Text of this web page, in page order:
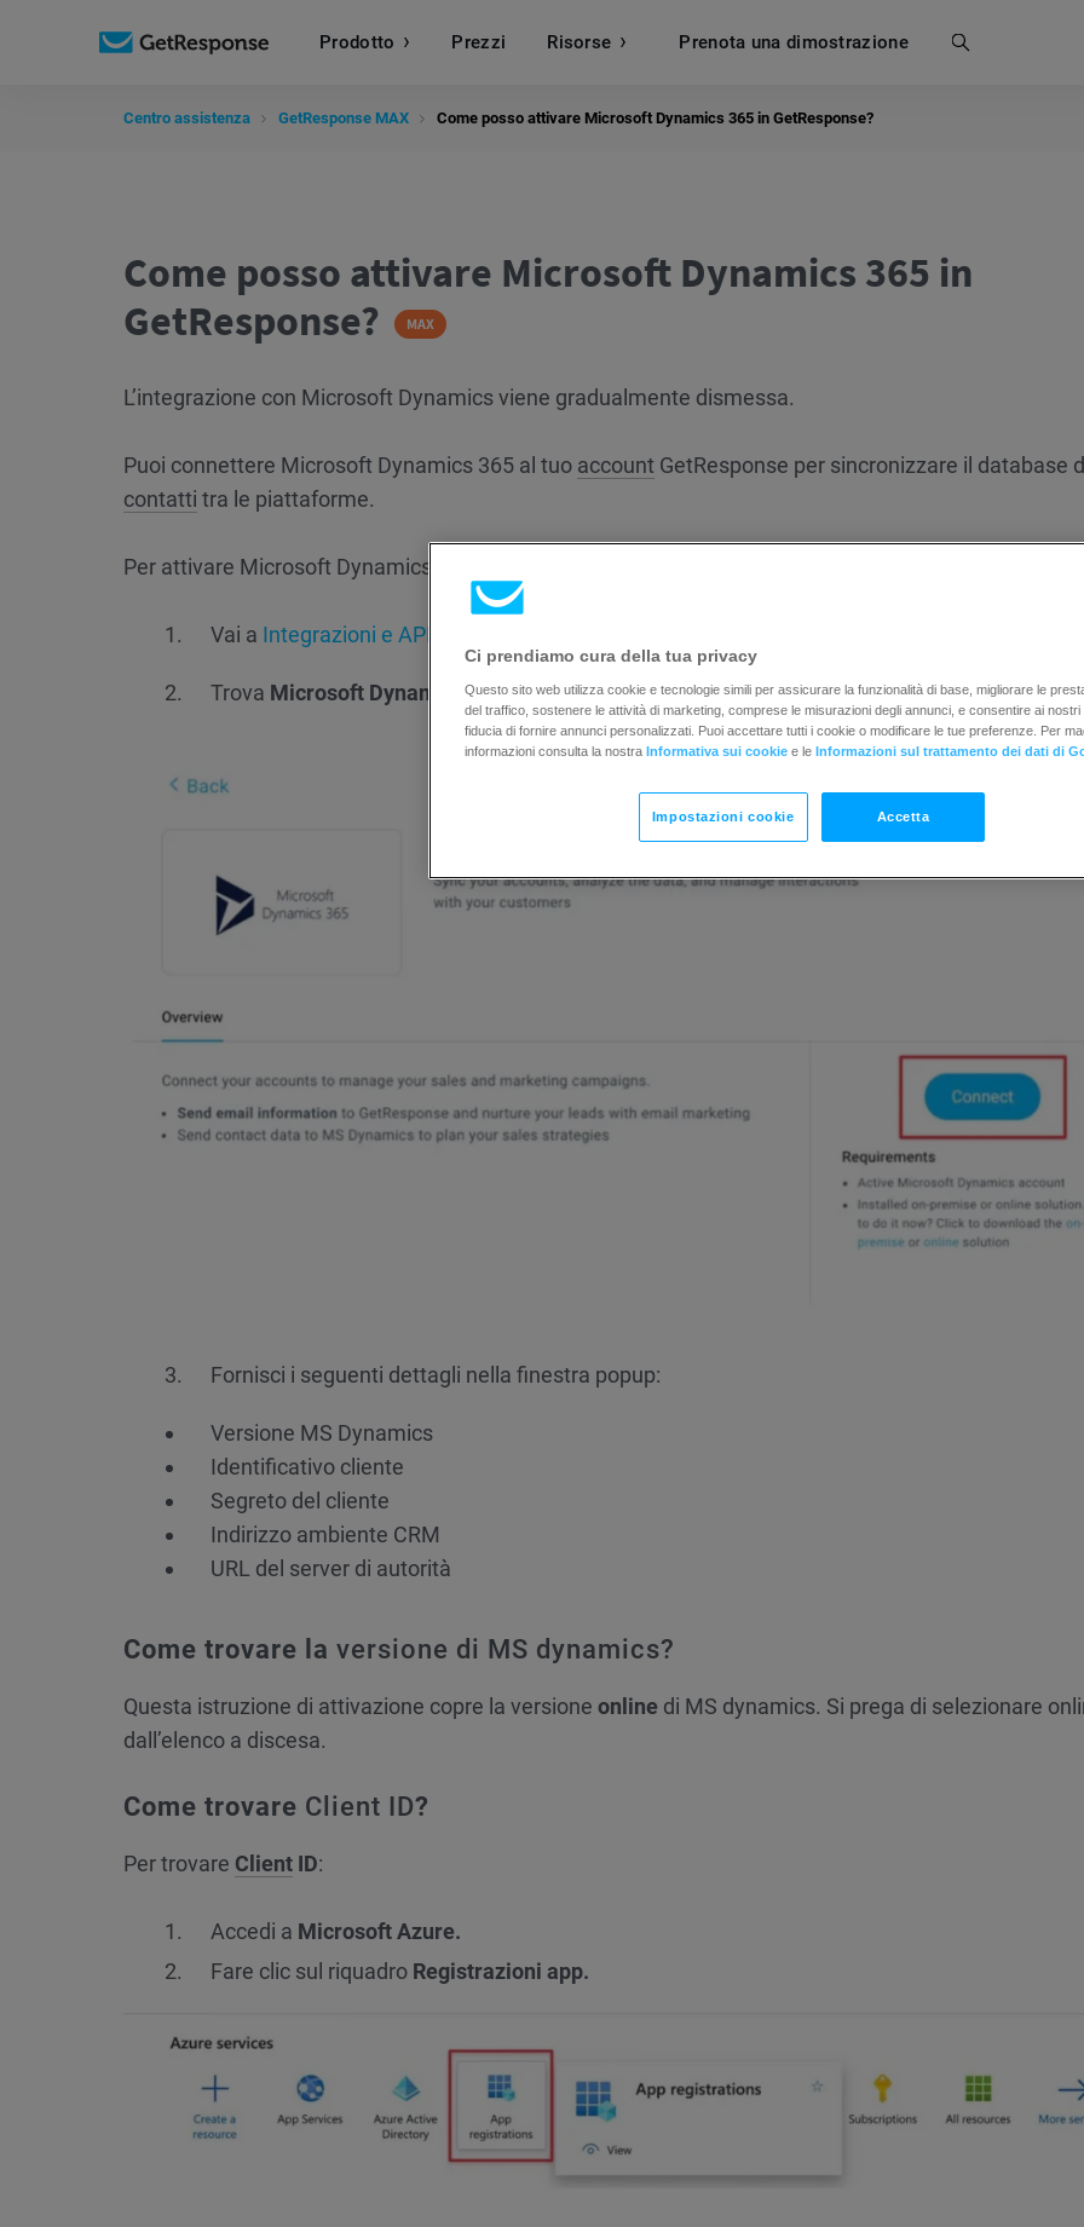
Prodotto Prezzi Risorse Prenota una dimostrazione
Cerca
Centro assistenza GetResponse MAX Come posso attivare Microsoft Dynamics 365 in GetResponse?
Come posso attivare Microsoft Dynamics 365 in
GetResponse?
MAX
L’integrazione con Microsoft Dynamics viene gradualmente dismessa.
Puoi connettere Microsoft Dynamics 365 al tuo account GetResponse per sincronizzare il database
contatti tra le piattaforme.
Per attivare Microsoft Dynamics 365 in GetResponse:
Vai a Integrazioni e API.
Trova Microsoft Dynamics 365e fai clic sul pulsanteConnetti.
Fornisci i seguenti dettagli nella finestra popup:
Versione MS Dynamics
Identificativo cliente
Segreto del cliente
Indirizzo ambiente CRM
URL del server di autorità
Come trovare la versione di MS dynamics?
Questa istruzione di attivazione copre la versione online di MS dynamics. Si prega di selezionare
dall’elenco a discesa.
Come trovare Client ID?
Per trovare Client ID:
Accedi a Microsoft Azure.
Fare clic sul riquadro Registrazioni app.
Ci prendiamo cura della tua privacy
Questo sito web utilizza cookie e tecnologie simili per assicurare la funzionalità di base, migliorare le
del traffico, sostenere le attività di marketing, comprese le misurazioni degli annunci, e consentire ai nostri
fiducia di fornire annunci personalizzati. Puoi accettare tutti i cookie o modificare le tue preferenze. Per
informazioni consulta la nostra Informativa sui cookie e le Informazioni sul trattamento dei dati di
Impostazioni cookie Accetta